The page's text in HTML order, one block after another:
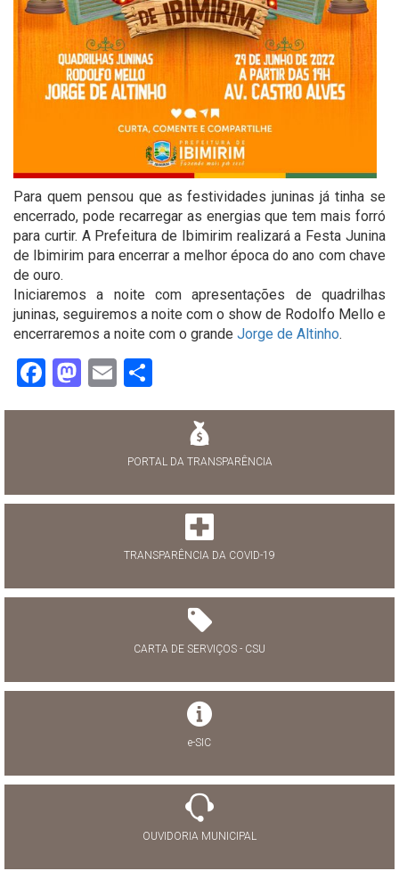
Para quem pensou que as festividades juninas já tinha se
encerrado, pode recarregar as energias que tem mais forró
para curtir. A Prefeitura de Ibimirim realizará a Festa Junina
de Ibimirim para encerrar a melhor época do ano com chave
de ouro.
Iniciaremos a noite com apresentações de quadrilhas
juninas, seguiremos a noite com o show de Rodolfo Mello e
encerraremos a noite com o grande Jorge de Altinho.
Facebook
Mastodon
Email
PORTAL DA TRANSPARÊNCIA
TRANSPARÊNCIA DA COVID-19
CARTA DE SERVIÇOS - CSU
e-SIC
OUVIDORIA MUNICIPAL